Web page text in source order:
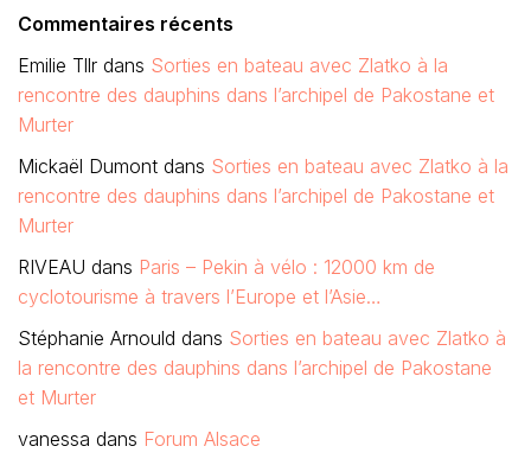
Commentaires récents
Emilie Tllr dans Sorties en bateau avec Zlatko à la
rencontre des dauphins dans l’archipel de Pakostane et
Murter
Mickaël Dumont dans Sorties en bateau avec Zlatko à la
rencontre des dauphins dans l’archipel de Pakostane et
Murter
RIVEAU dans Paris – Pekin à vélo : 12000 km de
cyclotourisme à travers l’Europe et l’Asie…
Stéphanie Arnould dans Sorties en bateau avec Zlatko à
la rencontre des dauphins dans l’archipel de Pakostane
et Murter
vanessa dans Forum Alsace